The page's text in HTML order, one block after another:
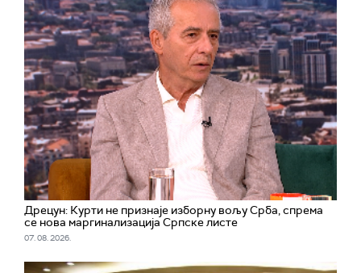
Дрецун: Курти не признаје изборну вољу Срба, спрема
се нова маргинализација Српске листе
07. 08. 2026.